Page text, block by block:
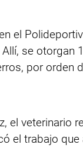
el
se otorgan
por orden
el veterinario
el trabajo que